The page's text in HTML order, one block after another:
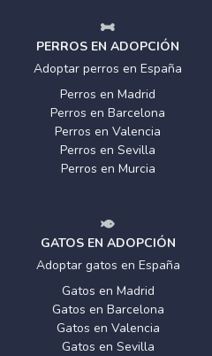
PERROS EN ADOPCIÓN
Adoptar perros en España
Perros en Madrid
Perros en Barcelona
Perros en Valencia
Perros en Sevilla
Perros en Murcia
GATOS EN ADOPCIÓN
Adoptar gatos en España
Gatos en Madrid
Gatos en Barcelona
Gatos en Valencia
Gatos en Sevilla